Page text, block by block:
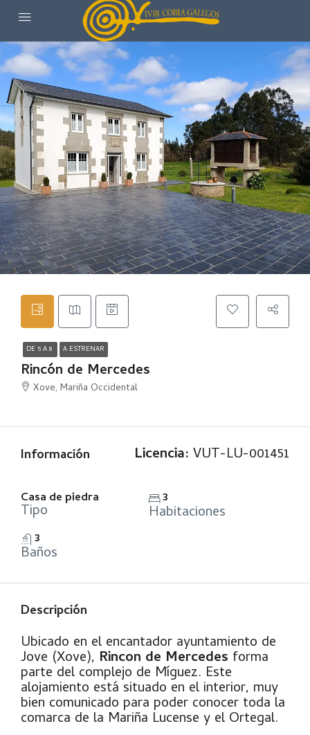
DE 5 A 8 A ESTRENAR
Rincón de Mercedes
Xove, Mariña Occidental
Información Licencia: VUT-LU-001451
Casa de piedra
Tipo
3
Habitaciones
3
Baños
Descripción
Ubicado en el encantador ayuntamiento de
Jove (Xove), Rincon de Mercedes forma
parte del complejo de Míguez. Este
alojamiento está situado en el interior, muy
bien comunicado para poder conocer toda la
comarca de la Mariña Lucense y el Ortegal.